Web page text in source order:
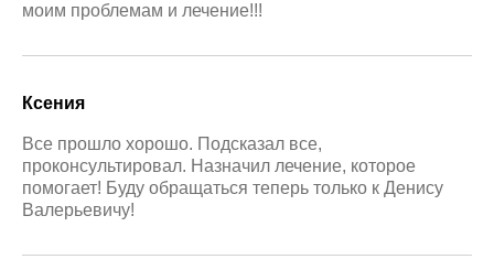
моим проблемам и лечение!!!
Ксения
Все прошло хорошо. Подсказал все,
проконсультировал. Назначил лечение, которое
помогает! Буду обращаться теперь только к Денису
Валерьевичу!